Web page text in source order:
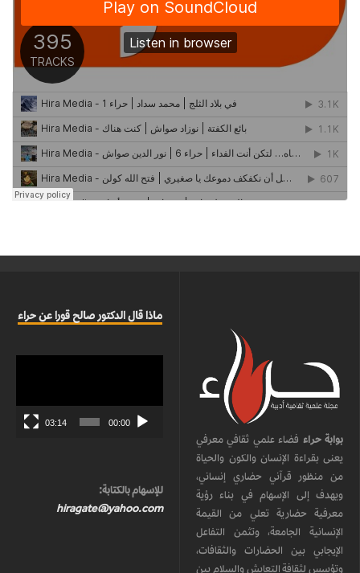
بوابة حراء فضاء علمي ثقافي معرفي
يعنى بقراءة الإنسان والكون والحياة
من منظور قرآني حضاري إنساني،
ويهدف إلى الإسهام في بناء رؤية
معرفية حضارية تعلي من القيمة
الإنسانية الجامعة، وتثمن التفاعل
الإيجابي بين الحضارات والثقافات،
وتؤسس لثقافة التعايش والسلام بين
ماذا قال الدكتور صالح قورا عن حراء
00:00
03:14
للإسهام بالكتابة:
hiragate@yahoo.com